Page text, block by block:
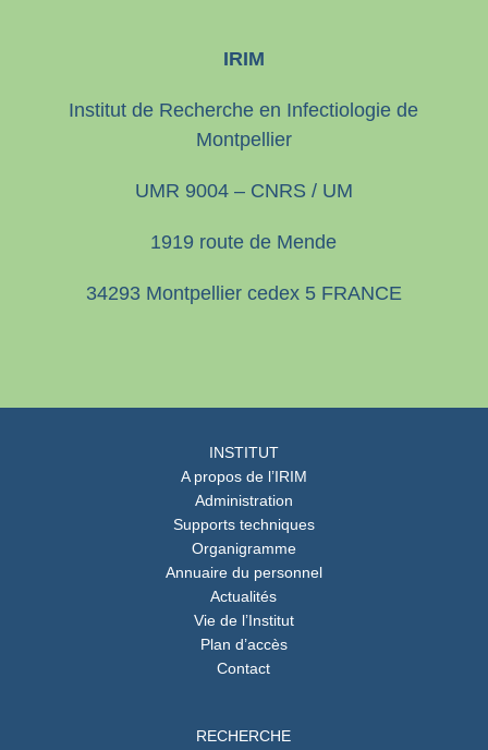
IRIM
Institut de Recherche en Infectiologie de
Montpellier
UMR 9004 – CNRS / UM
1919 route de Mende
34293 Montpellier cedex 5 FRANCE
INSTITUT
A propos de l’IRIM
Administration
Supports techniques
Organigramme
Annuaire du personnel
Actualités
Vie de l’Institut
Plan d’accès
Contact
RECHERCHE